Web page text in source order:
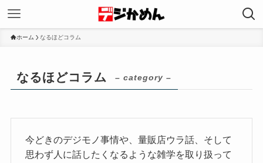
ホーム なるほどコラム
なるほどコラム – category –
今どきのデジモノ事情や、量販店ウラ話、そして
思わず人に話したくなるような雑学を取り扱って